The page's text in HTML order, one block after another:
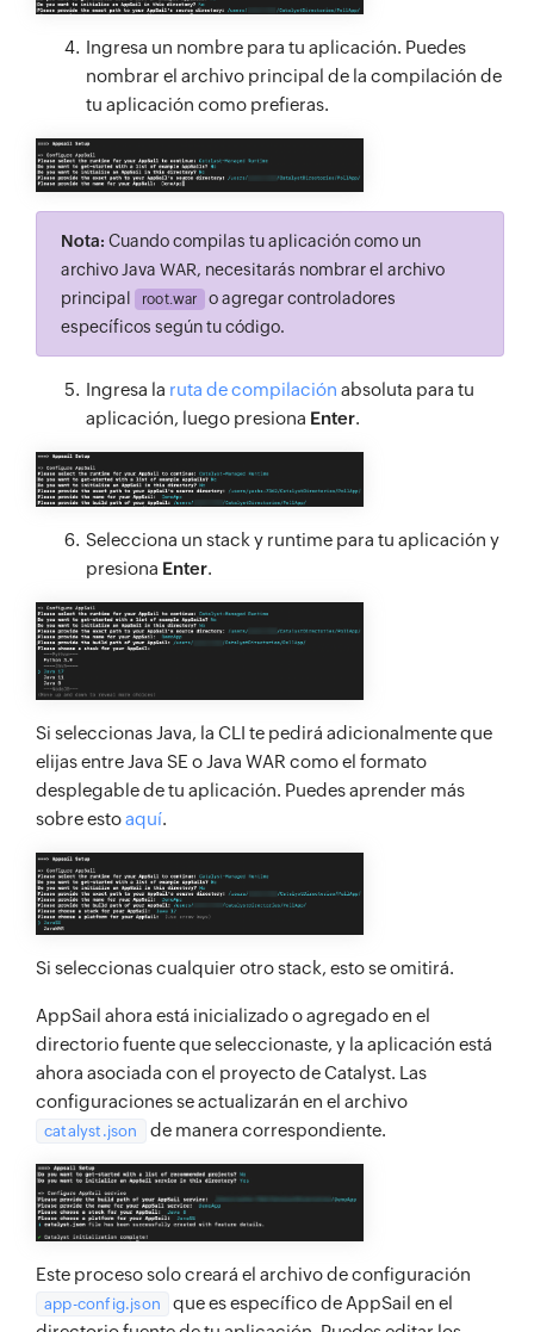
Ingresa un nombre para tu aplicación. Puedes
nombrar el archivo principal de la compilación de
tu aplicación como prefieras.
Nota: Cuando compilas tu aplicación como un
archivo Java WAR, necesitarás nombrar el archivo
principal
root.war
o agregar controladores
específicos según tu código.
Ingresa la ruta de compilación absoluta para tu
aplicación, luego presiona Enter.
Selecciona un stack y runtime para tu aplicación y
presiona Enter.
Si seleccionas Java, la CLI te pedirá adicionalmente que
elijas entre Java SE o Java WAR como el formato
desplegable de tu aplicación. Puedes aprender más
sobre estoaquí.
Si seleccionas cualquier otro stack, esto se omitirá.
AppSail ahora está inicializado o agregado en el
directorio fuente que seleccionaste, y la aplicación está
ahora asociada con el proyecto de Catalyst. Las
configuraciones se actualizarán en el archivo
catalyst.json de manera correspondiente.
Este proceso solo creará el archivo de configuración
app-config.json
que es específico de AppSail en el